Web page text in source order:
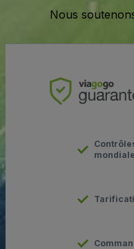
Nous
mondiale